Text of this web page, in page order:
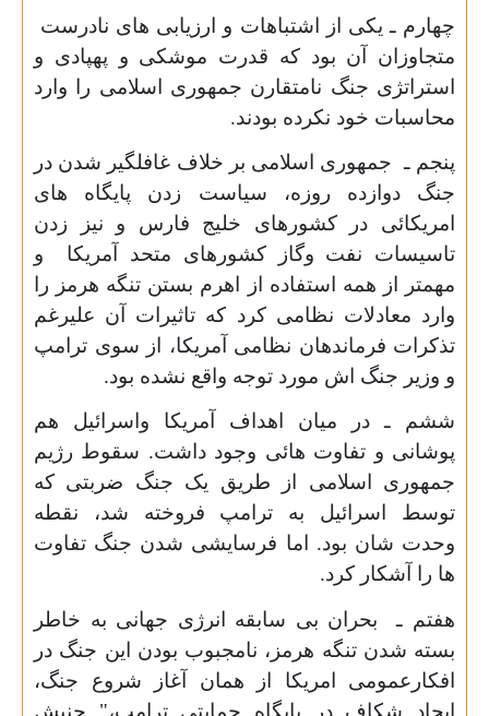
چهارم ـ یکی از اشتباهات و ارزیابی های نادرست
متجاوزان آن بود که قدرت موشکی و پهپادی و
استراتژی جنگ نامتقارن جمهوری اسلامی را وارد
محاسبات خود نکرده بودند.
پنجم ـ جمهوری اسلامی بر خلاف غافلگیر شدن در
جنگ دوازده روزه، سیاست زدن پایگاه های
امریکائی در کشورهای خلیج فارس و نیز زدن
تاسیسات نفت وگاز کشورهای متحد آمریکا و
مهمتر از همه استفاده از اهرم بستن تنگه هرمز را
وارد معادلات نظامی کرد که تاثیرات آن علیرغم
تذکرات فرماندهان نظامی آمریکا، از سوی ترامپ
و وزیر جنگ اش مورد توجه واقع نشده بود.
ششم ـ در میان اهداف آمریکا واسرائیل هم
پوشانی و تفاوت هائی وجود داشت. سقوط رژیم
جمهوری اسلامی از طریق یک جنگ ضربتی که
توسط اسرائیل به ترامپ فروخته شد، نقطه
وحدت شان بود. اما فرسایشی شدن جنگ تفاوت
ها را آشکار کرد.
هفتم ـ بحران بی سابقه انرژی جهانی به خاطر
بسته شدن تنگه هرمز، نامجبوب بودن این جنگ در
افکارعمومی امریکا از همان آغاز شروع جنگ،
ایجاد شکاف در پایگاه حمایتی ترامپ،" جنبش